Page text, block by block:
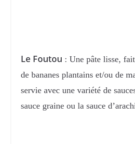
Le Foutou : Une pâte lisse,
de bananes plantains et/ou de
servie avec une variété de
sauce graine ou la sauce